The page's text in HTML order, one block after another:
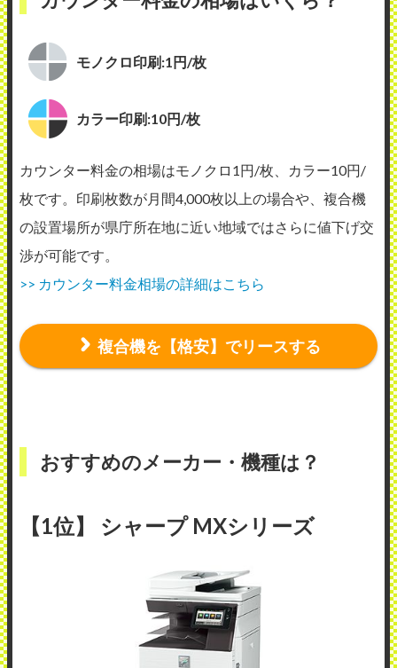
モノクロ印刷:1円/枚
カラー印刷:10円/枚
カウンター料金の相場はモノクロ1円/枚、カラー10円/
枚です。印刷枚数が月間4,000枚以上の場合や、複合機
の設置場所が県庁所在地に近い地域ではさらに値下げ交
渉が可能です。
>> カウンター料金相場の詳細はこちら
複合機を【格安】でリースする
おすすめのメーカー・機種は？
【1位】 シャープ MXシリーズ